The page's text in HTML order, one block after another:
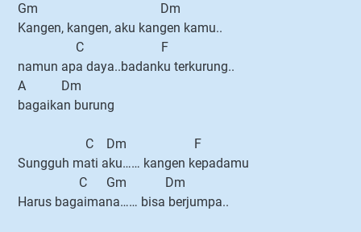
Gm Dm
Kangen, kangen, aku kangen kamu..
C F
namun apa daya..badanku terkurung..
A Dm
bagaikan burung
C Dm F
Sungguh mati aku…… kangen kepadamu
C Gm Dm
Harus bagaimana…… bisa berjumpa..